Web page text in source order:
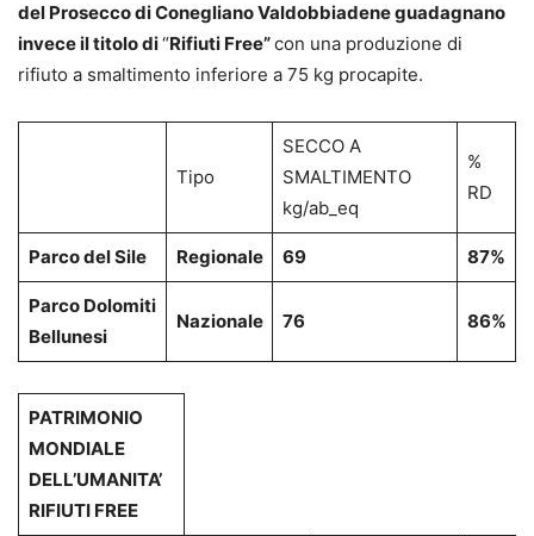
del Prosecco di Conegliano Valdobbiadene guadagnano
invece il titolo di“Rifiuti Free”con una produzione di
rifiuto a smaltimento inferiore a 75 kg procapite.
Tipo
SECCO A
SMALTIMENTO
kg/ab_eq
%
RD
Parco del Sile Regionale 69 87%
Parco Dolomiti
Bellunesi
Nazionale 76 86%
PATRIMONIO
MONDIALE
DELL’UMANITA’
RIFIUTI FREE